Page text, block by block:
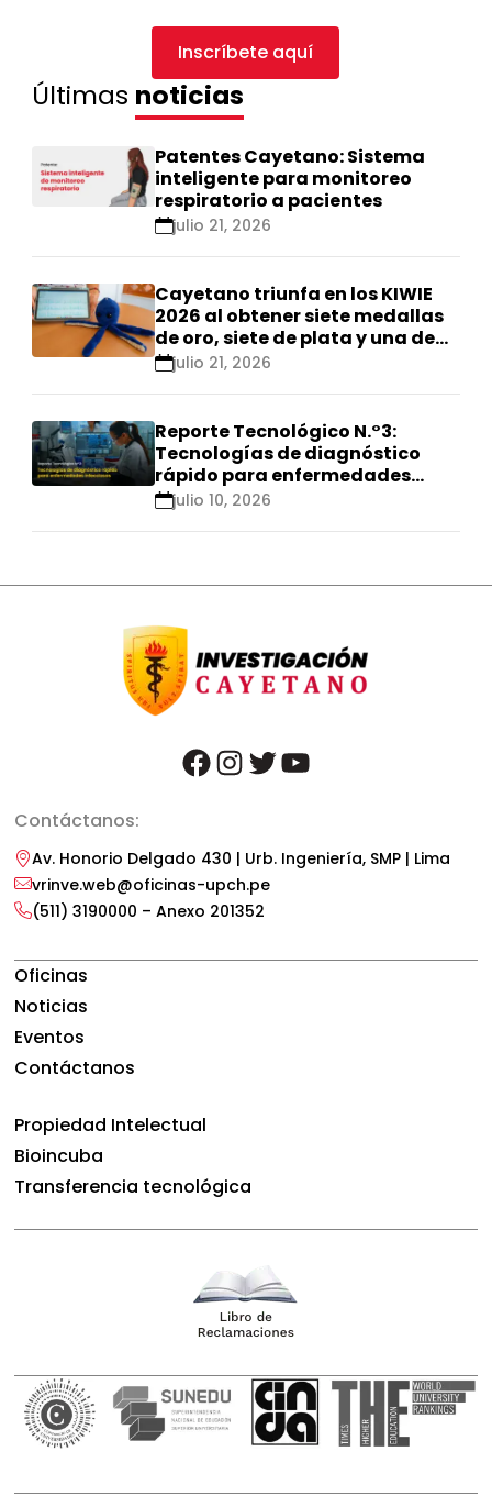
Inscríbete aquí
Últimas noticias
Patentes Cayetano: Sistema
inteligente para monitoreo
respiratorio a pacientes
julio 21, 2026
Cayetano triunfa en los KIWIE
2026 al obtener siete medallas
de oro, siete de plata y una de
bronce
julio 21, 2026
Reporte Tecnológico N.°3:
Tecnologías de diagnóstico
rápido para enfermedades
infecciosas
julio 10, 2026
facebook instagram twitter youtube
Contáctanos:
Av. Honorio Delgado 430 | Urb. Ingeniería, SMP | Lima
vrinve.web@oficinas-upch.pe
(511) 3190000 – Anexo 201352
Oficinas
Noticias
Eventos
Contáctanos
Propiedad Intelectual
Bioincuba
Transferencia tecnológica